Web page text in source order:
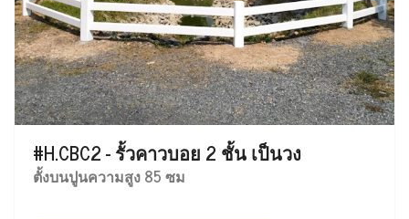
#H.CBC2 - รั้วคาวบอย 2 ชั้น เป็นวง
ตั้งบนปูนความสูง 85 ซม